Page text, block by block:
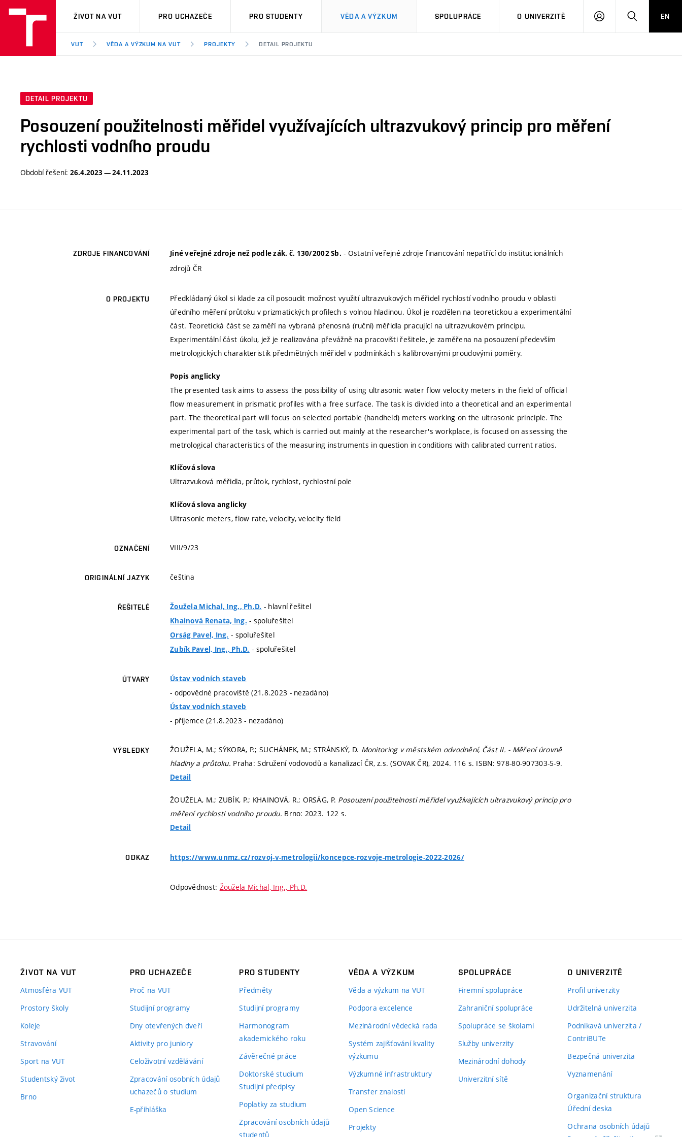
VUT
ŽIVOT NA VUT PRO UCHAZEČE PRO STUDENTY VĚDA A VÝZKUM SPOLUPRÁCE O UNIVERZITĚ
PŘIHLÁSIT HLEDATEN
VUT VĚDA A VÝZKUM NA VUT PROJEKTY DETAIL PROJEKTU
DETAIL PROJEKTU
Posouzení použitelnosti měřidel využívajících ultrazvukový princip pro měření
rychlosti vodního proudu
Období řešení: 26.4.2023 — 24.11.2023
ZDROJE FINANCOVÁNÍ Jiné veřejné zdroje než podle zák. č. 130/2002 Sb. - Ostatní veřejné zdroje financování nepatřící do institucionálních
zdrojů ČR
O PROJEKTU
Předkládaný úkol si klade za cíl posoudit možnost využití ultrazvukových měřidel rychlostí vodního proudu v oblasti
úředního měření průtoku v prizmatických profilech s volnou hladinou. Úkol je rozdělen na teoretickou a experimentální
část. Teoretická část se zaměří na vybraná přenosná (ruční) měřidla pracující na ultrazvukovém principu.
Experimentální část úkolu, jež je realizována převážně na pracovišti řešitele, je zaměřena na posouzení především
metrologických charakteristik předmětných měřidel v podmínkách s kalibrovanými proudovými poměry.
Popis anglicky
The presented task aims to assess the possibility of using ultrasonic water flow velocity meters in the field of official
flow measurement in prismatic profiles with a free surface. The task is divided into a theoretical and an experimental
part. The theoretical part will focus on selected portable (handheld) meters working on the ultrasonic principle. The
experimental part of the task, which is carried out mainly at the researcher's workplace, is focused on assessing the
metrological characteristics of the measuring instruments in question in conditions with calibrated current ratios.
Klíčová slova
Ultrazvuková měřidla, průtok, rychlost, rychlostní pole
Klíčová slova anglicky
Ultrasonic meters, flow rate, velocity, velocity field
OZNAČENÍ VIII/9/23
ORIGINÁLNÍ JAZYK čeština
ŘEŠITELÉ Žoužela Michal, Ing., Ph.D. - hlavní řešitel
Khainová Renata, Ing. - spoluřešitel
Orság Pavel, Ing. - spoluřešitel
Zubík Pavel, Ing., Ph.D. - spoluřešitel
ÚTVARY Ústav vodních staveb
- odpovědné pracoviště (21.8.2023 - nezadáno)
Ústav vodních staveb
- příjemce (21.8.2023 - nezadáno)
VÝSLEDKY ŽOUŽELA, M.; SÝKORA, P.; SUCHÁNEK, M.; STRÁNSKÝ, D. Monitoring v městském odvodnění, Část II. - Měření úrovně
hladiny a průtoku. Praha: Sdružení vodovodů a kanalizací ČR, z.s. (SOVAK ČR), 2024. 116 s. ISBN: 978-80-907303-5-9.
Detail
ŽOUŽELA, M.; ZUBÍK, P.; KHAINOVÁ, R.; ORSÁG, P. Posouzení použitelnosti měřidel využívajících ultrazvukový princip pro
měření rychlosti vodního proudu. Brno: 2023. 122 s.
Detail
ODKAZ https://www.unmz.cz/rozvoj-v-metrologii/koncepce-rozvoje-metrologie-2022-2026/
Odpovědnost: Žoužela Michal, Ing., Ph.D.
ŽIVOT NA VUT
Atmosféra VUT
Prostory školy
Koleje
Stravování
Sport na VUT
Studentský život
Brno
PRO UCHAZEČE
Proč na VUT
Studijní programy
Dny otevřených dveří
Aktivity pro juniory
Celoživotní vzdělávání
Zpracování osobních údajů
uchazečů o studium
E-přihláška
PRO STUDENTY
Předměty
Studijní programy
Harmonogram
akademického roku
Závěrečné práce
Doktorské studium
Studijní předpisy
Poplatky za studium
Zpracování osobních údajů
studentů
VĚDA A VÝZKUM
Věda a výzkum na VUT
Podpora excelence
Mezinárodní vědecká rada
Systém zajišťování kvality
výzkumu
Výzkumné infrastruktury
Transfer znalostí
Open Science
Projekty
SPOLUPRÁCE
Firemní spolupráce
Zahraniční spolupráce
Spolupráce se školami
Služby univerzity
Mezinárodní dohody
Univerzitní sítě
O UNIVERZITĚ
Profil univerzity
Udržitelná univerzita
Podnikavá univerzita /
ContriBUTe
Bezpečná univerzita
Vyznamenání
Organizační struktura
Úřední deska
Ochrana osobních údajů